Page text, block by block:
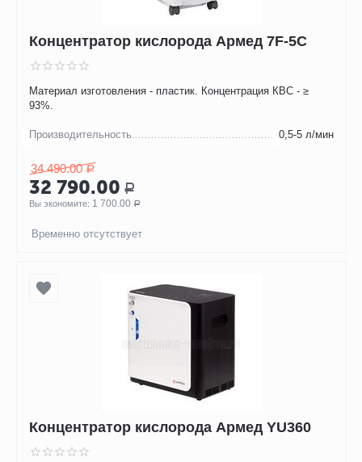
Концентратор кислорода Армед 7F-5C
Материал изготовления - пластик. Концентрация КВС - ≥
93%.
Производительность 0,5-5 л/мин
34 490.00 Р
32 790.00 Р
Вы экономите: 1 700.00 Р
Временно отсутствует
Концентратор кислорода Армед YU360